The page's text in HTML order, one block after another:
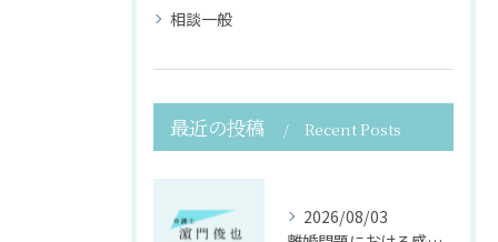
相談一般
最近の投稿 Recent Posts
2026/08/03